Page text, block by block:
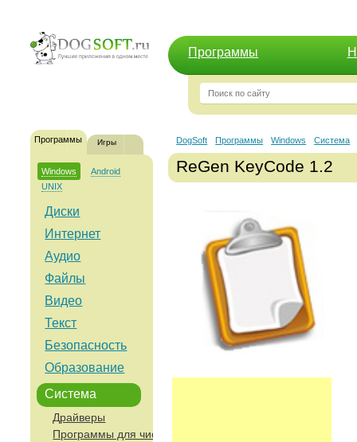
Программы
Программы Игры
Windows
Android
UNIX
Диски
Интернет
Аудио
Файлы
Видео
Текст
Безопасность
Образование
Система
Драйверы
Программы для чистки компьютера
DogSoft Программы Windows Система
ReGen KeyCode 1.2